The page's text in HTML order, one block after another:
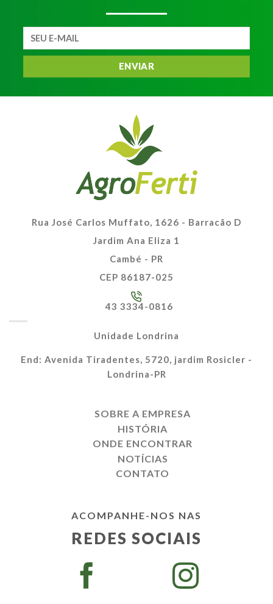
Rua José Carlos Muffato, 1626 - Barracão D
Jardim Ana Eliza 1
Cambé - PR
CEP 86187-025
43 3334-0816
Unidade Londrina
End: Avenida Tiradentes, 5720, jardim Rosicler -
Londrina-PR
SOBRE A EMPRESA
HISTÓRIA
ONDE ENCONTRAR
NOTÍCIAS
CONTATO
ACOMPANHE-NOS NAS
REDES SOCIAIS